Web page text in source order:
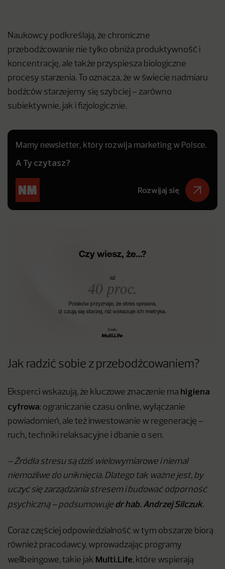
Naukowcy podkreślają, że chroniczne
przebodźcowanie nie tylko obniża produktywność i
koncentrację, ale także przyspiesza biologiczne
procesy starzenia. To oznacza, że w świecie nadmiaru
bodźców starzejemy się szybciej – zarówno
subiektywnie, jak i fizjologicznie.
Mamy newsletter, który rozwija marketing w Polsce.
A Ty czytasz?
Rozwijaj się
Jak radzić sobie z przebodźcowaniem?
Eksperci wskazują, że kluczowe znaczenie ma higiena
cyfrowa: ograniczanie czasu online, wyłączanie
powiadomień, ale też inwestowanie w regenerację –
ruch, techniki relaksacyjne i dbanie o sen.
– Źródła stresu są dziś wielowymiarowe i niemal
niemożliwe do uniknięcia. Dlatego tak ważne jest, by
uczyć się zarządzania stresem i budować odporność
psychiczną – podsumowuje dr hab. Andrzej Silczuk.
Coraz częściej odpowiedzialność w tym obszarze biorą
również pracodawcy, wprowadzając programy
wellbeingowe, takie jak Multi.Life, które wspierają